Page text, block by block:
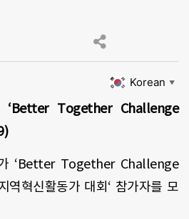
Korean ▼
‘Better Together Challenge
‘Better Together Challenge
역혁신활동가 대회 ‘ 참가자를 모